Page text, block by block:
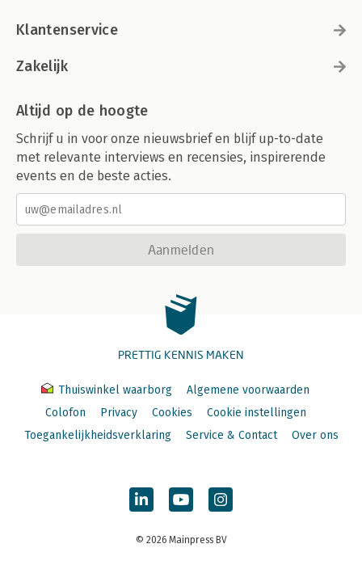
Klantenservice
Zakelijk
Altijd op de hoogte
Schrijf u in voor onze nieuwsbrief en blijf up-to-date
met relevante interviews en recensies, inspirerende
events en de beste acties.
Aanmelden
PRETTIG KENNIS MAKEN
Thuiswinkel waarborg
Algemene voorwaarden
Colofon
Privacy Cookies
Cookie instellingen
Toegankelijkheidsverklaring
Service & Contact Over ons
© 2026 Mainpress BV